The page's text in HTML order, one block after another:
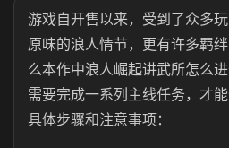
游戏自开售以来，受到了众多
原味的浪人情节，更有许多羁
么本作中浪人崛起讲武所怎么
需要完成一系列主线任务，才
具体步骤和注意事项：